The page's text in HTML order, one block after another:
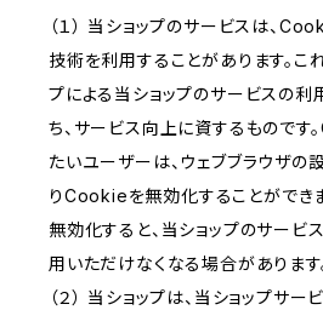
（１） 当ショップのサービスは、
技術を利用することがあります。こ
プによる当ショップのサービスの
ち、サービス向上に資するもので
たいユーザーは、ウェブブラウザの
りCookieを無効化することができ
無効化すると、当ショップのサービ
用いただけなくなる場合があります
（２） 当ショップは、当ショップサ